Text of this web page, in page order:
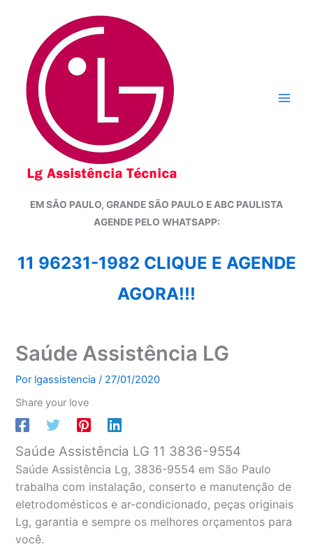
conteúdo
EM SÃO PAULO, GRANDE SÃO PAULO E ABC PAULISTA
AGENDE PELO WHATSAPP:
11 96231-1982 CLIQUE E AGENDE
AGORA!!!
Saúde Assistência LG
Por lgassistencia/ 27/01/2020
Share your love
Saúde Assistência LG 11 3836-9554
Saúde Assistência Lg, 3836-9554 em São Paulo
trabalha com instalação, conserto e manutenção de
eletrodomésticos e ar-condicionado, peças originais
Lg, garantia e sempre os melhores orçamentos para
você.